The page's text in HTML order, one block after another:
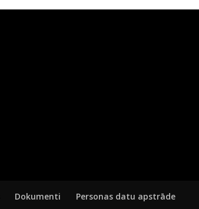
Dokumenti Personas datu apstrāde